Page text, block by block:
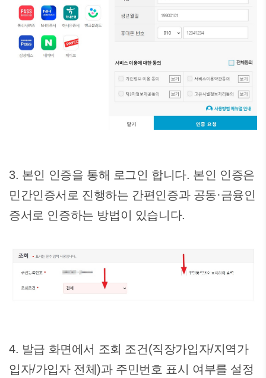
3. 본인 인증을 통해 로그인 합니다. 본인 인증은
민간인증서로 진행하는 간편인증과 공동·금융인
증서로 인증하는 방법이 있습니다.
4. 발급 화면에서 조회 조건(직장가입자/지역가
입자/가입자 전체)과 주민번호 표시 여부를 설정